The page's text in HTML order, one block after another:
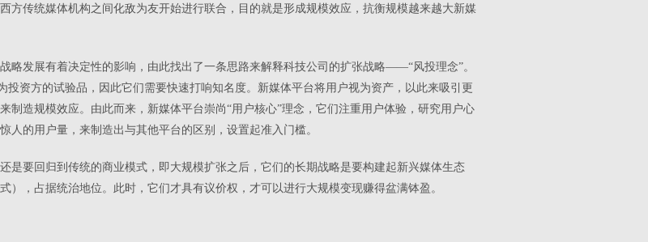
方传统媒体机构之间化敌为友开始进行联合，目的就是形成规模效应，抗衡规模越来越大新媒
略发展有着决定性的影响，由此找出了一条思路来解释科技公司的扩张战略——“风投理念”。
投资方的试验品，因此它们需要快速打响知名度。新媒体平台将用户视为资产，以此来吸引更
制造规模效应。由此而来，新媒体平台崇尚“用户核心”理念，它们注重用户体验，研究用户心
人的用户量，来制造出与其他平台的区别，设置起准入门槛。
是要回归到传统的商业模式，即大规模扩张之后，它们的长期战略是要构建起新兴媒体生态
），占据统治地位。此时，它们才具有议价权，才可以进行大规模变现赚得盆满钵盈。